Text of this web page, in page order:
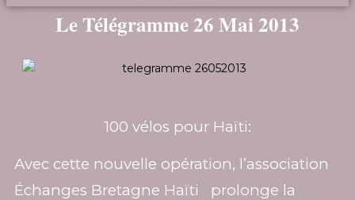
Le Télégramme 26 Mai 2013
100 vélos pour Haïti:
Avec cette nouvelle opération, l’association
Échanges Bretagne Haïti prolonge la